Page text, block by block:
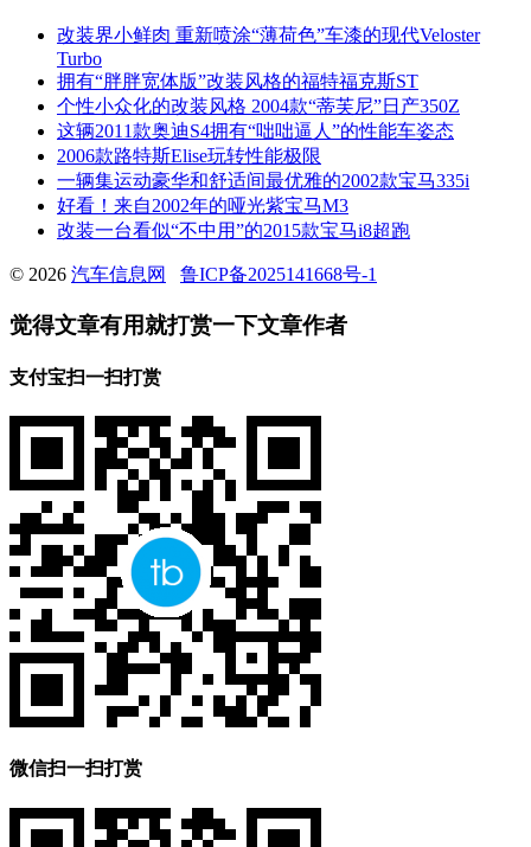
改装界小鲜肉 重新喷涂“薄荷色”车漆的现代Veloster
Turbo
拥有“胖胖宽体版”改装风格的福特福克斯ST
个性小众化的改装风格 2004款“蒂芙尼”日产350Z
这辆2011款奥迪S4拥有“咄咄逼人”的性能车姿态
2006款路特斯Elise玩转性能极限
一辆集运动豪华和舒适间最优雅的2002款宝马335i
好看！来自2002年的哑光紫宝马M3
改装一台看似“不中用”的2015款宝马i8超跑
© 2026 汽车信息网 鲁ICP备2025141668号-1
觉得文章有用就打赏一下文章作者
支付宝扫一扫打赏
微信扫一扫打赏